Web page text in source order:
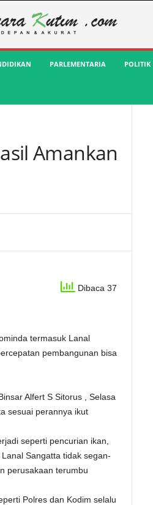
PARLEMENTARIA POLITIK
Amankan
Dibaca 37
termasuk Lanal
pembangunan bisa
Alfert S Sitorus , Selasa
sesuai perannya ikut
seperti pencurian ikan,
Sangatta tidak segan-
perusakaan terumbu
Polres dan Kodim selalu